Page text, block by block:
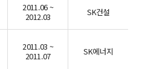
2011.06 ~
2012.03
SK건설
2011.03 ~
2011.07
SK에너지